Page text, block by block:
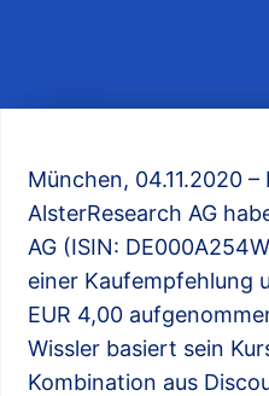
München, 04.11.2020
AlsterResearch AG
AG (ISIN:
einer Kaufempfehlung
EUR 4,00
Wissler basiert sein
Kombination aus